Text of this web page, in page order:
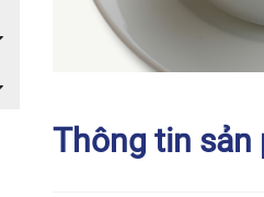
Thông tin sản